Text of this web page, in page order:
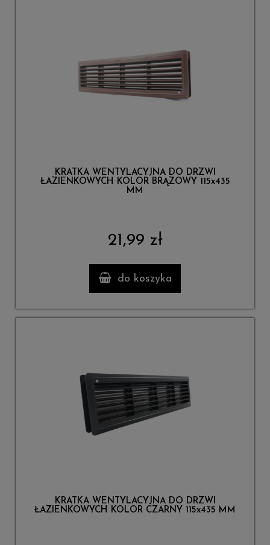
KRATKA WENTYLACYJNA DO DRZWI
ŁAZIENKOWYCH KOLOR BRĄZOWY 115x435
MM
21,99 zł
do koszyka
KRATKA WENTYLACYJNA DO DRZWI
ŁAZIENKOWYCH KOLOR CZARNY 115x435 MM